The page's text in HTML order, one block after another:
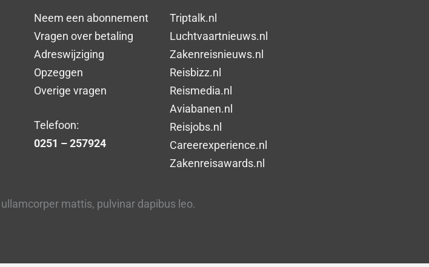
Neem een abonnement
Vragen over betaling
Adreswijziging
Opzeggen
Overige vragen
Telefoon:
0251 – 257924
Triptalk.nl
Luchtvaartnieuws.nl
Zakenreisnieuws.nl
Reisbizz.nl
Reismedia.nl
Aviabanen.nl
Reisjobs.nl
Careerexperience.nl
Zakenreisawards.nl
mattis, pulvinar dapibus leo.